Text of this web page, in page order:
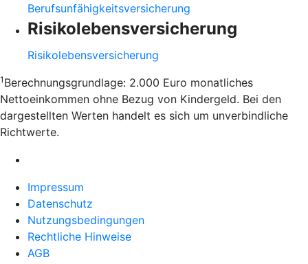
Berufsunfähigkeitsversicherung
Risikolebensversicherung
Risikolebensversicherung
1 Berechnungsgrundlage: 2.000 Euro monatliches
Nettoeinkommen ohne Bezug von Kindergeld. Bei den
dargestellten Werten handelt es sich um unverbindliche
Richtwerte.
Impressum
Datenschutz
Nutzungsbedingungen
Rechtliche Hinweise
AGB